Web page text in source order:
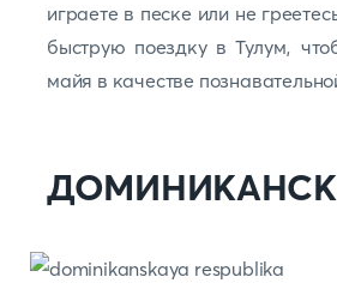
играете в песке или не
быструю поездку в Тулум,
майя в качестве